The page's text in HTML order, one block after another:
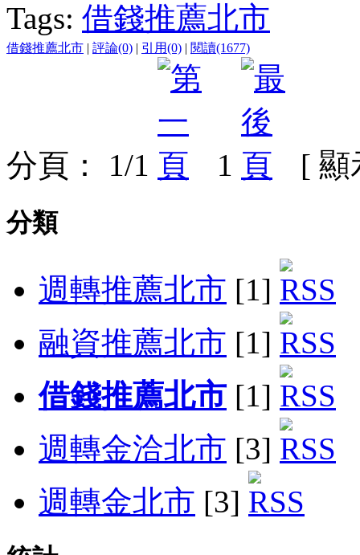
Tags: 借錢推薦北市
借錢推薦北市 | 評論(0) | 引用(0) | 閱讀(1677)
分頁： 1/1 1 [
分類
週轉推薦北市 [1]
融資推薦北市 [1]
借錢推薦北市 [1]
週轉金洽北市 [3]
週轉金北市 [3]